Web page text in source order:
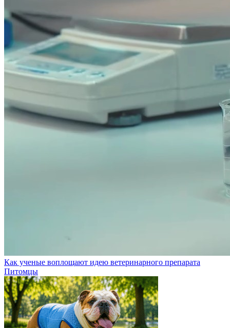
Как ученые воплощают идею ветеринарного препарата
Питомцы